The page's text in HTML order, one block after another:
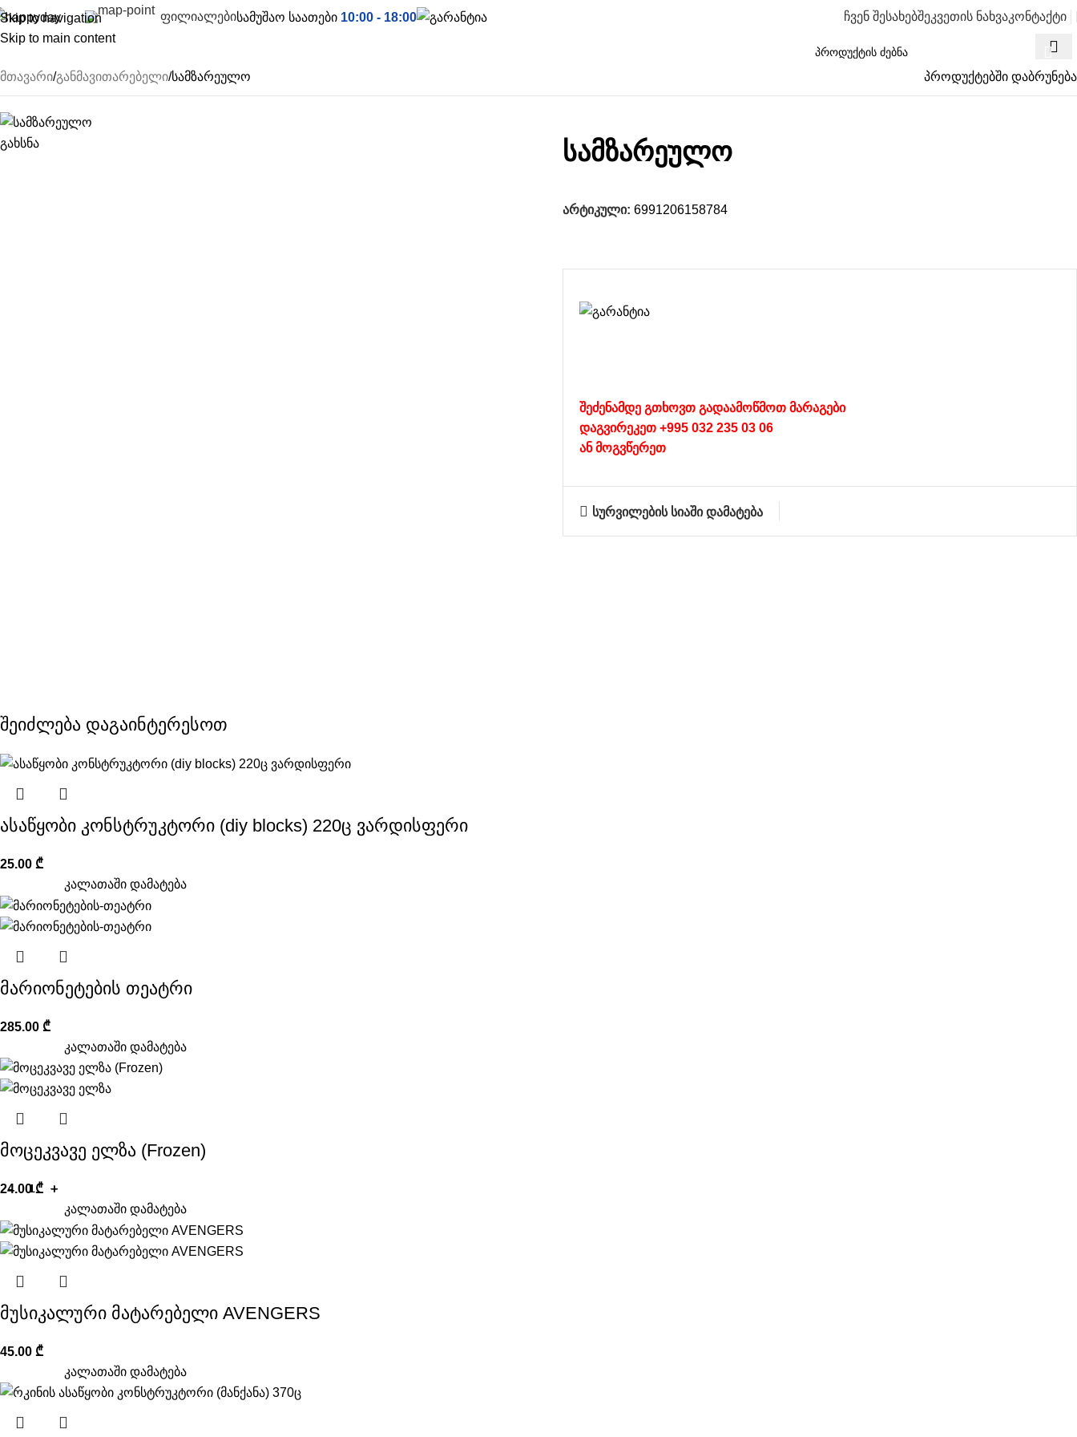
Skip to navigation
Skip to main content
ფილიალებისამუშაო საათები 10:00 - 18:00 ჩვენ შესახებშეკვეთის ნახვაკონტაქტი
მთავარი განმავითარებელი სამზარეულო პროდუქტებში დაბრუნება
გახსნა სამზარეულო
არტიკული: 6991206158784
შეძენამდე გთხოვთ გადაამოწმოთ მარაგები
დაგვირეკეთ +995 032 235 03 06
ანმოგვწერეთ
სურვილების სიაში დამატება
შეიძლება დაგაინტერესოთ
ასაწყობი კონსტრუკტორი (diy blocks) 220ც ვარდისფერი
25.00 ₾
კალათაში დამატება
მარიონეტების თეატრი
285.00 ₾
კალათაში დამატება
მოცეკვავე ელზა (Frozen)
24.00₾
კალათაში დამატება
მუსიკალური მატარებელი AVENGERS
45.00 ₾
კალათაში დამატება